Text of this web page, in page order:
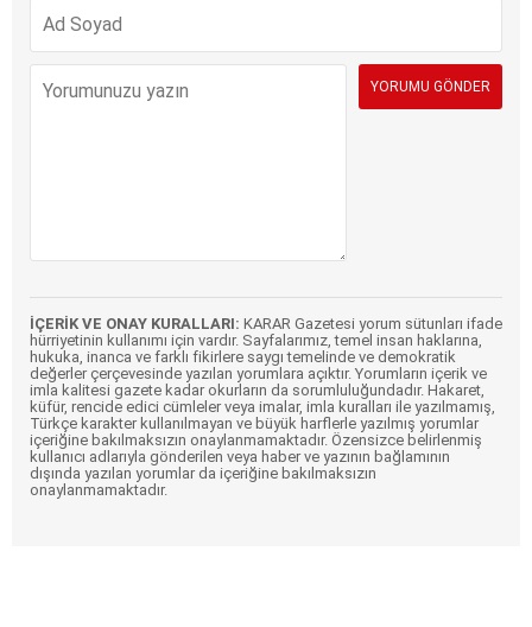
İÇERİK VE ONAY KURALLARI: KARAR Gazetesi yorum sütunları ifade
hürriyetinin kullanımı için vardır. Sayfalarımız, temel insan haklarına,
hukuka, inanca ve farklı fikirlere saygı temelinde ve demokratik
değerler çerçevesinde yazılan yorumlara açıktır. Yorumların içerik ve
imla kalitesi gazete kadar okurların da sorumluluğundadır. Hakaret,
küfür, rencide edici cümleler veya imalar, imla kuralları ile yazılmamış,
Türkçe karakter kullanılmayan ve büyük harflerle yazılmış yorumlar
içeriğine bakılmaksızın onaylanmamaktadır. Özensizce belirlenmiş
kullanıcı adlarıyla gönderilen veya haber ve yazının bağlamının
dışında yazılan yorumlar da içeriğine bakılmaksızın
onaylanmamaktadır.